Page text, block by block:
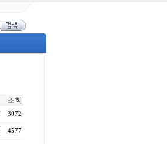
조회
3072
4577